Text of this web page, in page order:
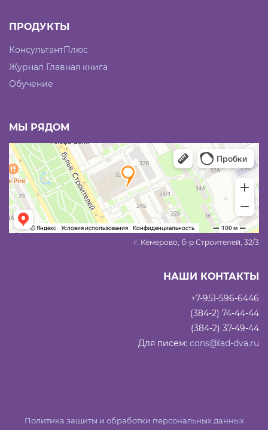
ПРОДУКТЫ
КонсультантПлюс
Журнал Главная книга
Обучение
МЫ РЯДОМ
г. Кемерово, б-р Строителей, 32/3
НАШИ КОНТАКТЫ
+7-951-596-6446
(384-2) 74-44-44
(384-2) 37-49-44
Для писем: cons@lad-dva.ru
Политика защиты и обработки персональных данных